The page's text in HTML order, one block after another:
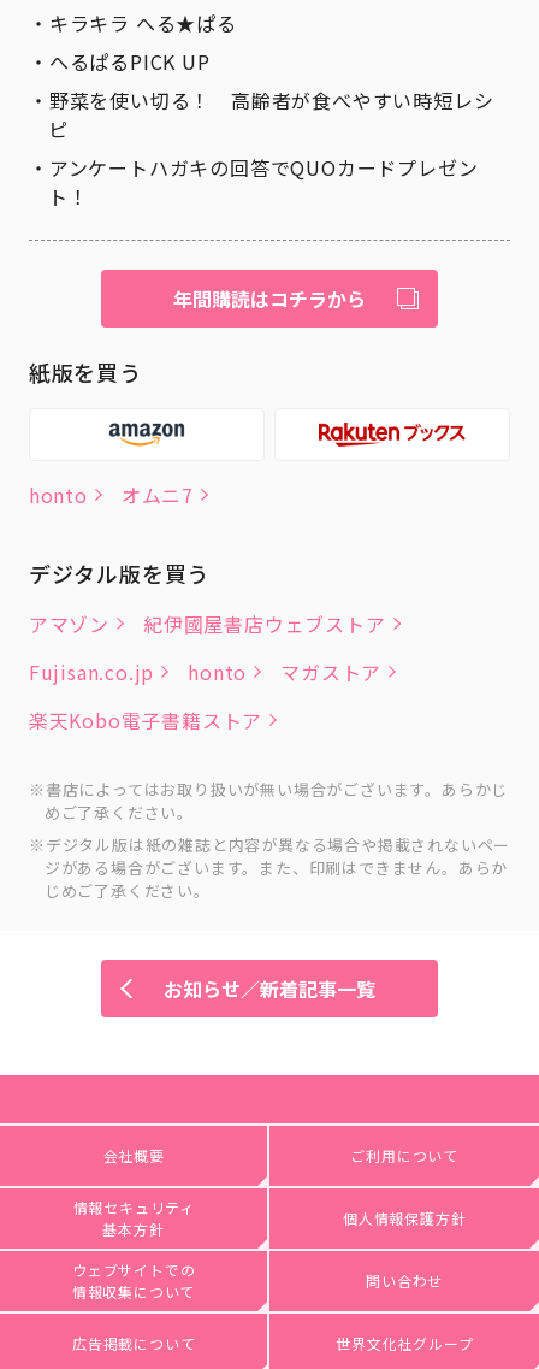
キラキラ へる★ぱる
へるぱるPICK UP
野菜を使い切る！ 高齢者が食べやすい時短レシ
ピ
アンケートハガキの回答でQUOカードプレゼン
ト！
年間購読はコチラから
紙版を買う
honto オムニ7
デジタル版を買う
アマゾン
紀伊國屋書店ウェブストア
Fujisan.co.jp
honto
マガストア
楽天Kobo電子書籍ストア
書店によってはお取り扱いが無い場合がございます。あらかじ
めご了承ください。
デジタル版は紙の雑誌と内容が異なる場合や掲載されないペー
ジがある場合がございます。また、印刷はできません。あらか
じめご了承ください。
お知らせ／新着記事一覧
会社概要 ご利用について
情報セキュリティ
基本方針
個人情報保護方針
ウェブサイトでの
情報収集について
問い合わせ
広告掲載について 世界文化社グループ